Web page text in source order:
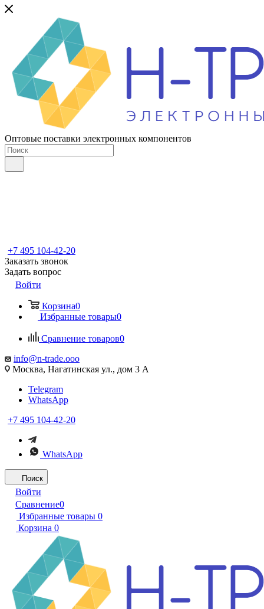
Оптовые поставки электронных компонентов
+7 495 104-42-20
Заказать звонок
Задать вопрос
Войти
Корзина0
Избранные товары0
Сравнение товаров0
info@n-trade.ooo
Москва, Нагатинская ул., дом 3 А
Telegram
WhatsApp
+7 495 104-42-20
WhatsApp
Поиск
Войти
Сравнение0
Избранные товары 0
Корзина 0